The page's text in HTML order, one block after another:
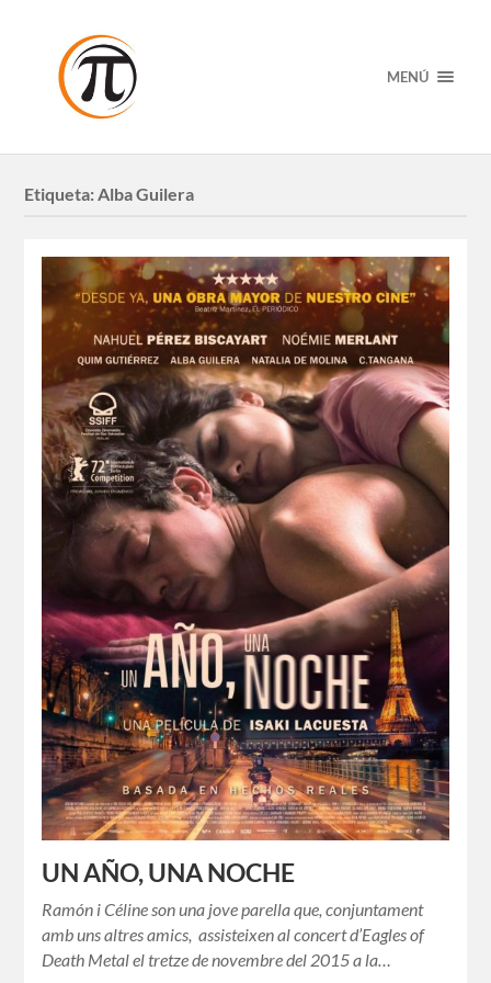
MENÚ
Etiqueta:Alba Guilera
UN AÑO, UNA NOCHE
Ramón i Céline son una jove parella que, conjuntament
amb uns altres amics, assisteixen al concert d’Eagles of
Death Metal el tretze de novembre del 2015 a la…